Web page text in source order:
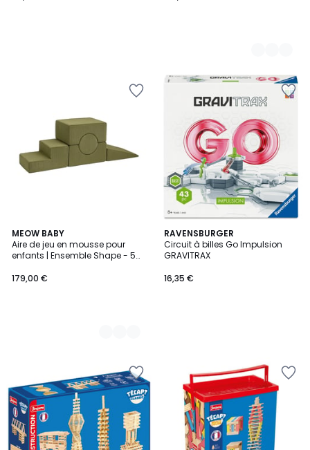
MEOW BABY
Aire de jeu en mousse pour
enfants | Ensemble Shape - 5
179,00 €
2
Couleurs
RAVENSBURGER
Circuit à billes Go Impulsion
GRAVITRAX
16,35 €